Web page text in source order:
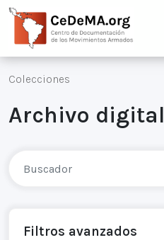
Colecciones
Archivo digital
Filtros avanzados